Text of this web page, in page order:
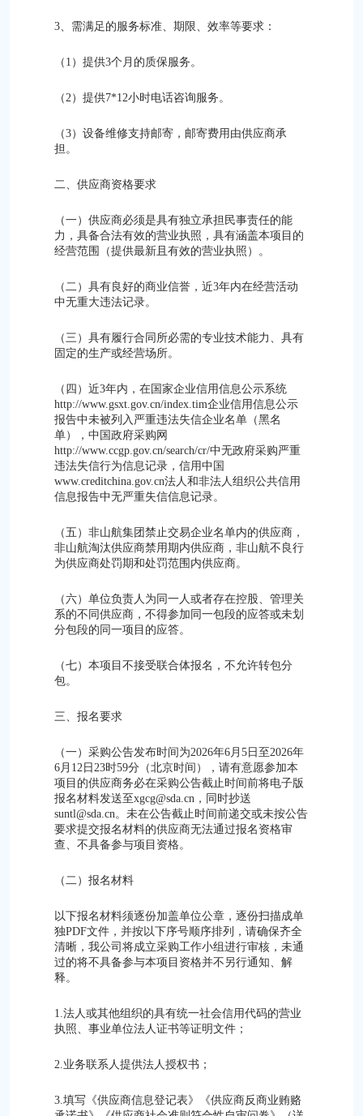
3、需满足的服务标准、期限、效率等要求：
（1）提供3个月的质保服务。
（2）提供7*12小时电话咨询服务。
（3）设备维修支持邮寄，邮寄费用由供应商承
担。
二、供应商资格要求
（一）供应商必须是具有独立承担民事责任的能
力，具备合法有效的营业执照，具有涵盖本项目的
经营范围（提供最新且有效的营业执照）。
（二）具有良好的商业信誉，近3年内在经营活动
中无重大违法记录。
（三）具有履行合同所必需的专业技术能力、具有
固定的生产或经营场所。
（四）近3年内，在国家企业信用信息公示系统
http://www.gsxt.gov.cn/index.tim企业信用信息公示
报告中未被列入严重违法失信企业名单（黑名
单），中国政府采购网
http://www.ccgp.gov.cn/search/cr/中无政府采购严重
违法失信行为信息记录，信用中国
www.creditchina.gov.cn法人和非法人组织公共信用
信息报告中无严重失信信息记录。
（五）非山航集团禁止交易企业名单内的供应商，
非山航淘汰供应商禁用期内供应商，非山航不良行
为供应商处罚期和处罚范围内供应商。
（六）单位负责人为同一人或者存在控股、管理关
系的不同供应商，不得参加同一包段的应答或未划
分包段的同一项目的应答。
（七）本项目不接受联合体报名，不允许转包分
包。
三、报名要求
（一）采购公告发布时间为2026年6月5日至2026年
6月12日23时59分（北京时间），请有意愿参加本
项目的供应商务必在采购公告截止时间前将电子版
报名材料发送至xgcg@sda.cn，同时抄送
suntl@sda.cn。未在公告截止时间前递交或未按公告
要求提交报名材料的供应商无法通过报名资格审
查、不具备参与项目资格。
（二）报名材料
以下报名材料须逐份加盖单位公章，逐份扫描成单
独PDF文件，并按以下序号顺序排列，请确保齐全
清晰，我公司将成立采购工作小组进行审核，未通
过的将不具备参与本项目资格并不另行通知、解
释。
1.法人或其他组织的具有统一社会信用代码的营业
执照、事业单位法人证书等证明文件；
2.业务联系人提供法人授权书；
3.填写《供应商信息登记表》《供应商反商业贿赂